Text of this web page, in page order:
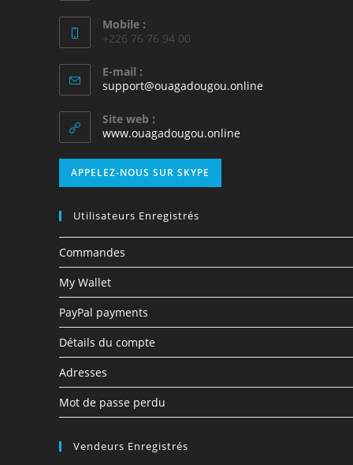
Mobile :
+226 76 76 94 00
E-mail :
support@ouagadougou.online
Site web :
www.ouagadougou.online
APPELEZ-NOUS SUR SKYPE
Utilisateurs Enregistrés
Commandes
My Wallet
PayPal payments
Détails du compte
Adresses
Mot de passe perdu
Vendeurs Enregistrés